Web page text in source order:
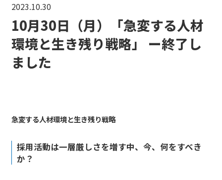
2023.10.30
10月30日（月）「急変する人材
環境と生き残り戦略」 ー終了し
ました
急変する人材環境と生き残り戦略
採用活動は一層厳しさを増す中、今、何をすべき
か？